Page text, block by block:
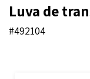
Luva de
#492104